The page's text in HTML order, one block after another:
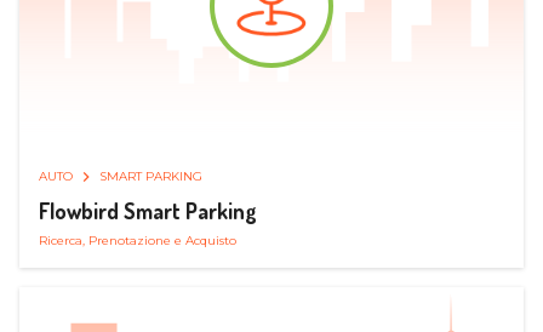
AUTO SMART PARKING
Flowbird Smart Parking
Ricerca, Prenotazione e Acquisto